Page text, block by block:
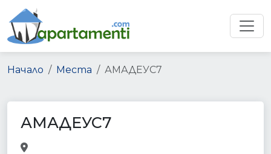
Начало Места АМАДЕУС7
АМАДЕУС7